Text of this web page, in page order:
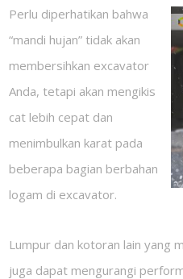
Perlu diperhatikan bahwa
“mandi hujan” tidak akan
membersihkan excavator
Anda, tetapi akan mengikis
cat lebih cepat dan
menimbulkan karat pada
beberapa bagian berbahan
logam di excavator.
Lumpur dan kotoran lain yang
juga dapat mengurangi